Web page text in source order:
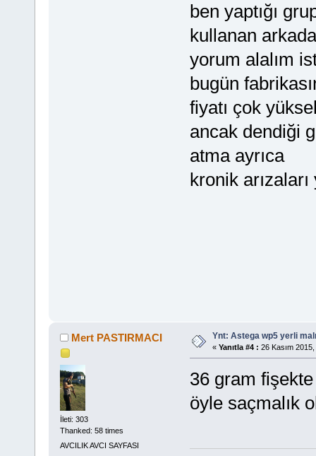
ben yaptığı
kullanan
yorum alalım
bugün
fiyatı çok
ancak dendiği
atma ayrıca
kronik
Mert PASTIRMACI
İleti: 303
Thanked: 58 times
AVCILIK AVCI SAYFASI
Ynt: Astega wp5 yerli
« Yanıtla #4 : 26 Kasım
36 gram
öyle saçmalık